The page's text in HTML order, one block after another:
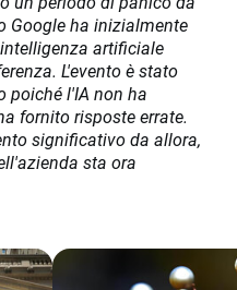
Google ha inizialmente
artificiale
L'evento è stato
poiché l'IA non ha
fornito risposte errate.
significativo da allora,
sta ora